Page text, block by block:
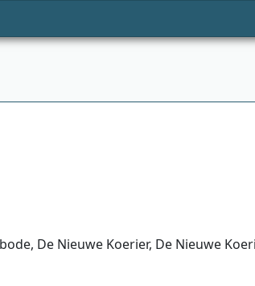
De Nieuwe Koerier, De Nieuwe